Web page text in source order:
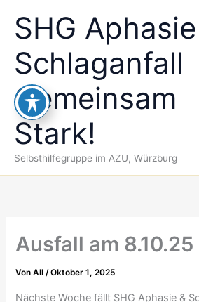
Inhalt
springen
SHG
Schlaganfall
Gemeinsam
Stark!
Selbsthilfegruppe im AZU, Würzburg
Ausfall am 8.10.25
VonAll/Oktober 1, 2025
Nächste Woche fällt SHG Aphasie &